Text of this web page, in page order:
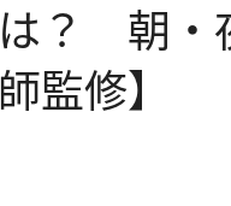
？ 朝・
監修】